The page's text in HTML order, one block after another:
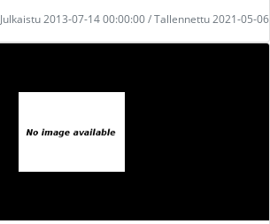
Julkaistu 2013-07-14 00:00:00 / Tallennettu 2021-05-06